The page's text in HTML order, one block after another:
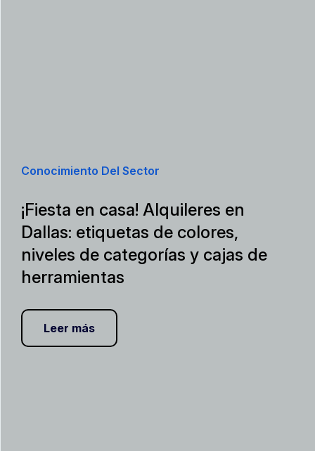
Conocimiento Del Sector
¡Fiesta en casa! Alquileres en
Dallas: etiquetas de colores,
niveles de categorías y cajas de
herramientas
Leer más